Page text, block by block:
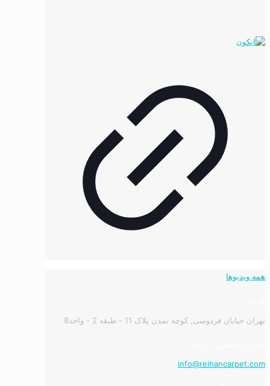
همه ویدیوها
تهران خیابان فردوسی, کوچه تمدن پلاک 11 - طبقه 2 - واحد8
info@reihancarpet.com